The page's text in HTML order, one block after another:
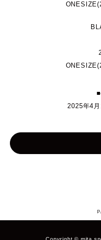
2025年4